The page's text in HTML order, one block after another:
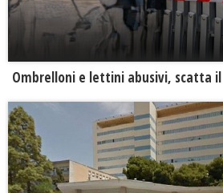
Ombrelloni e lettini abusivi, scatta